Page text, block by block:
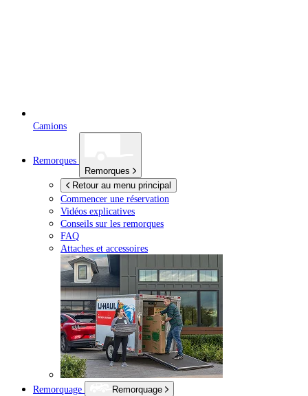
Camions
Remorques
Remorques
Retour au menu principal
Commencer une réservation
Vidéos explicatives
Conseils sur les remorques
FAQ
Attaches et accessoires
Remorquage
Remorquage